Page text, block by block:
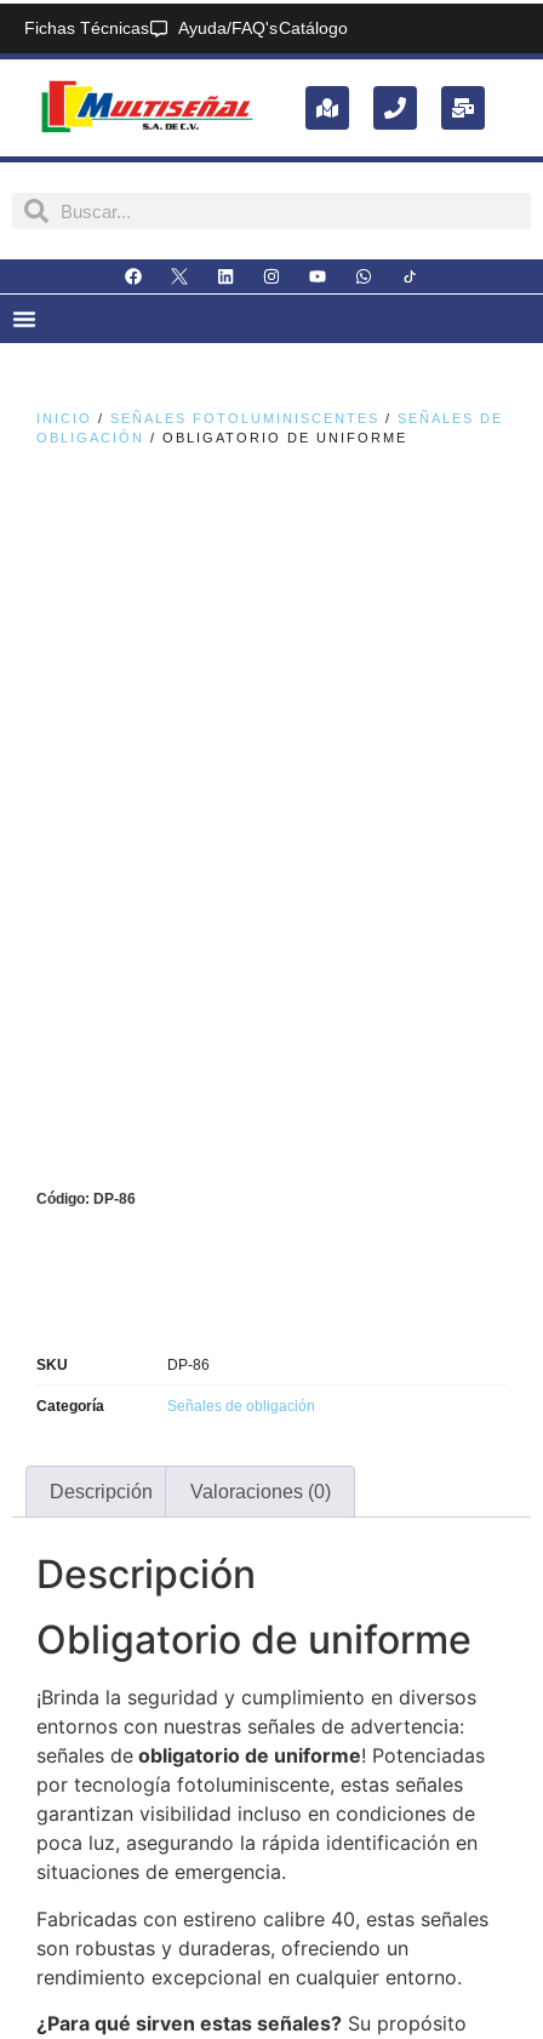
Fichas Técnicas Ayuda/FAQ'sCatálogo
INICIO / SEÑALES FOTOLUMINISCENTES / SEÑALES DE
OBLIGACIÓN
/ OBLIGATORIO DE UNIFORME
Código: DP-86
SKU DP-86
Categoría Señales de obligación
Descripción Valoraciones (0)
Descripción
Obligatorio de uniforme
¡Brinda la seguridad y cumplimiento en diversos
entornos con nuestras señales de advertencia:
señales de obligatorio de uniforme! Potenciadas
por tecnología fotoluminiscente, estas señales
garantizan visibilidad incluso en condiciones de
poca luz, asegurando la rápida identificación en
situaciones de emergencia.
Fabricadas con estireno calibre 40, estas señales
son robustas y duraderas, ofreciendo un
rendimiento excepcional en cualquier entorno.
¿Para qué sirven estas señales? Su propósito